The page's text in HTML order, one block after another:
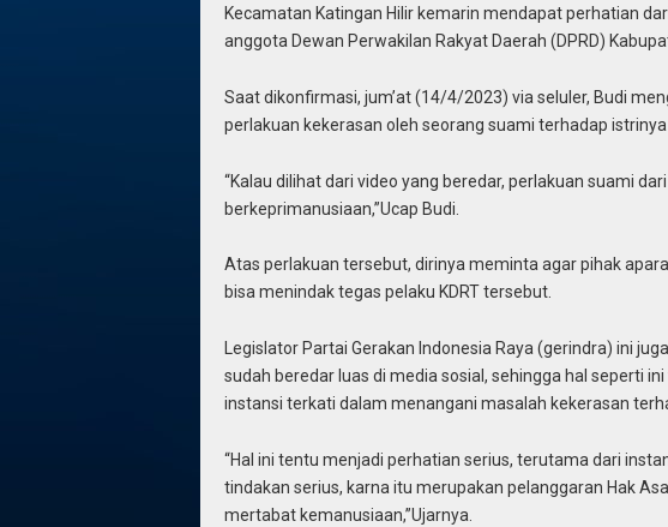
Kecamatan Katingan Hilir kemarin mendapat perhatian
anggota Dewan Perwakilan Rakyat Daerah (DPRD)
Saat dikonfirmasi, jum’at (14/4/2023) via seluler, Budi
perlakuan kekerasan oleh seorang suami terhadap istrinya
“Kalau dilihat dari video yang beredar, perlakuan suami
berkeprimanusiaan,”Ucap Budi.
Atas perlakuan tersebut, dirinya meminta agar pihak
bisa menindak tegas pelaku KDRT tersebut.
Legislator Partai Gerakan Indonesia Raya (gerindra) ini
sudah beredar luas di media sosial, sehingga hal seperti
instansi terkati dalam menangani masalah kekerasan
“Hal ini tentu menjadi perhatian serius, terutama dari
tindakan serius, karna itu merupakan pelanggaran Hak
mertabat kemanusiaan,”Ujarnya.